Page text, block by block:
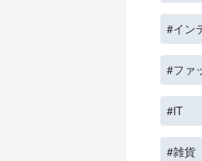
#イン
#ファ
#IT
#雑貨